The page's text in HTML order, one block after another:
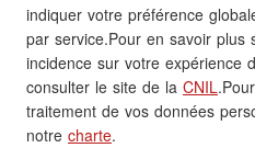
indiquer votre préférence
par service.Pour en savoir plus
incidence sur votre expérience
consulter le site de la CNIL
traitement de vos données
notre charte.